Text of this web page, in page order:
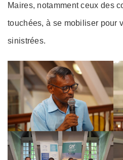
Maires, notamment ceux des
touchées, à se mobiliser pour
sinistrées.